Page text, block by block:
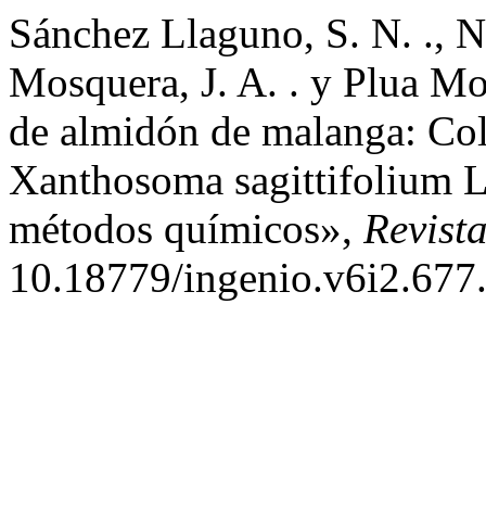
Sánchez Llaguno, S. N. .,
Mosquera, J. A. . y Plua
de almidón de malanga:
Xanthosoma sagittifolium
métodos químicos»,
10.18779/ingenio.v6i2.677.